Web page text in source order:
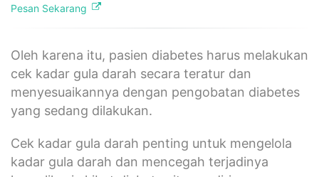
Pesan Sekarang
Oleh karena itu, pasien diabetes harus melakukan
cek kadar gula darah secara teratur dan
menyesuaikannya dengan pengobatan diabetes
yang sedang dilakukan.
Cek kadar gula darah penting untuk mengelola
kadar gula darah dan mencegah terjadinya